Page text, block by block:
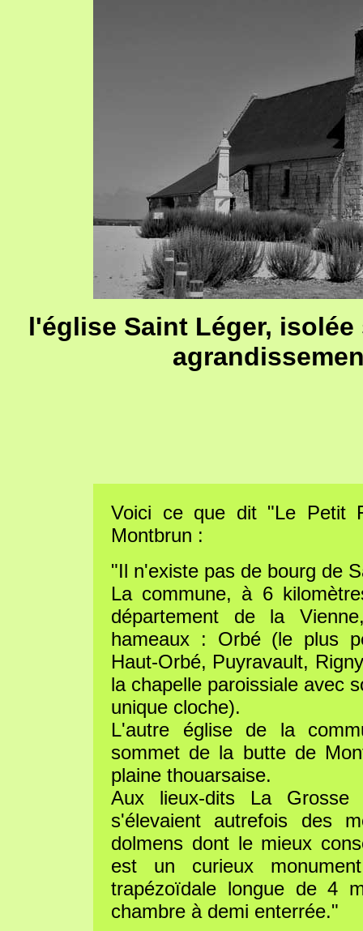
l'église Saint Léger,
Voici ce que dit "Le Petit
Montbrun :
"Il n'existe pas de bourg de
La commune, à 6
département de la
hameaux : Orbé (le plus
Haut-Orbé, Puyravault,
la chapelle paroissiale avec
unique cloche).
L'autre église de la
sommet de la butte de
plaine thouarsaise.
Aux lieux-dits La
s'élevaient autrefois des
dolmens dont le mieux
est un curieux
trapézoïdale longue de 4
chambre à demi enterrée."